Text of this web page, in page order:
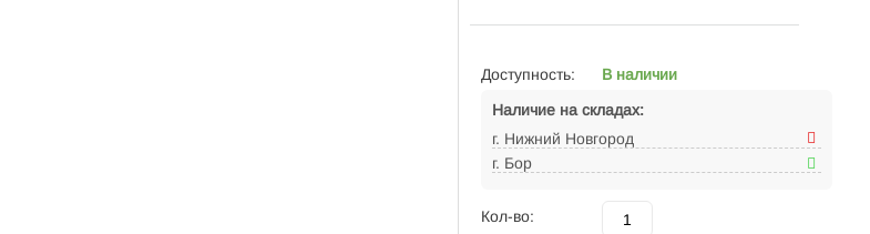
Доступность:
В наличии
Наличие на складах:
г. Нижний Новгород
г. Бор
Кол-во: